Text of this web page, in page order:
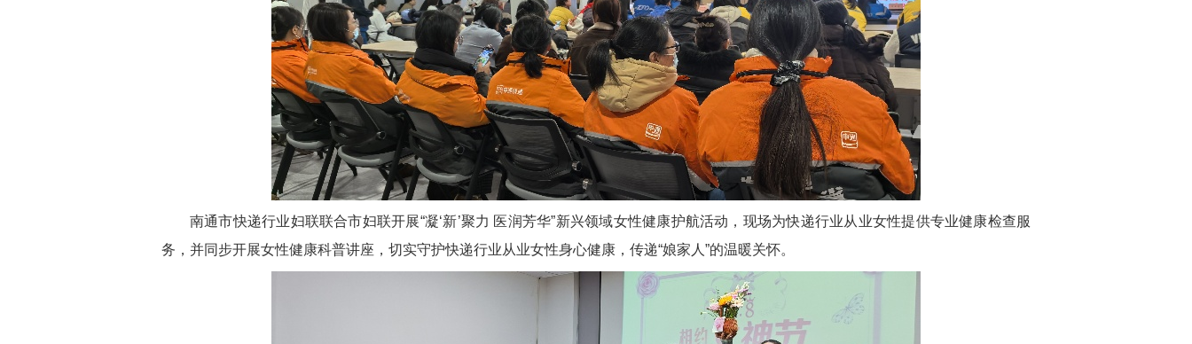
南通市快递行业妇联联合市妇联开展“凝‘新’聚力 医润芳华”新兴领域女性健康护航活动， 现场为快递行业从业女性提供专业健康检查服
务，并同步开展女性健康科普讲座 ， 切实守护快递行业从业女性身心健康，传递“娘家人”的温暖关怀。